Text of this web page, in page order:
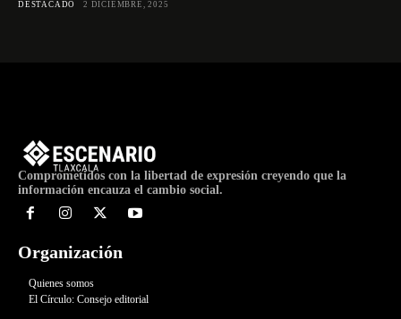
DESTACADO 2 DICIEMBRE, 2025
Comprometidos con la libertad de expresión creyendo que la
información encauza el cambio social.
Organización
Quienes somos
El Círculo: Consejo editorial